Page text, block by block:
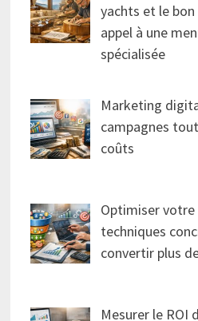
yachts et le
appel à une
spécialisée
Marketing
campagnes
coûts
Optimiser
techniques
convertir plus
Mesurer le